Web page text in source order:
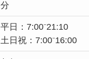
分
平日：7:00⁻21:10
土日祝：7:00⁻16:00